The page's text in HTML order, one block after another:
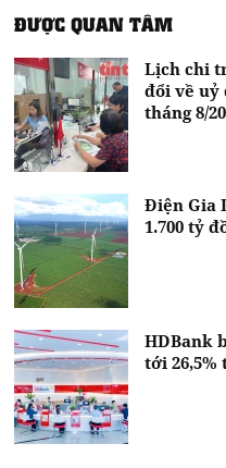
ĐƯỢC QUAN TÂM
Lịch chi
đổi về
tháng 8/
Điện Gia
1.700 tỷ
HDBank
tới 26,5%